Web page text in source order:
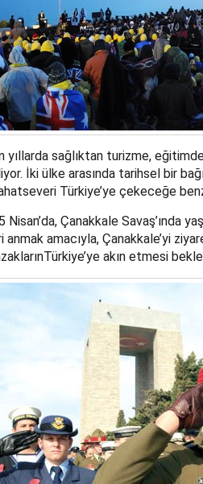
yıllarda sağlıktan turizme,
İki ülke arasında tarihsel bir
Türkiye’ye çekeceğe
Nisan’da, Çanakkale Savaş’ında
amacıyla, Çanakkale’yi
akın etmesi